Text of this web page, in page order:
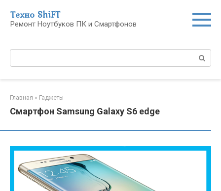
контенту
Техно ShiFT
Ремонт Ноутбуков ПК и Смартфонов
Поиск:
Главная » Гаджеты
Смартфон Samsung Galaxy S6 edge